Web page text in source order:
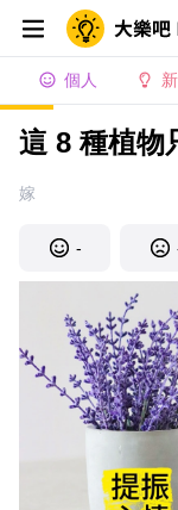
個人 新
這 8 種植物
嫁
-